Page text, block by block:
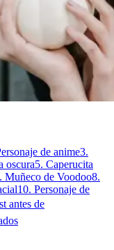
de anime3.
oscura5. Caperucita
Muñeco de Voodoo8.
10. Personaje de
antes de